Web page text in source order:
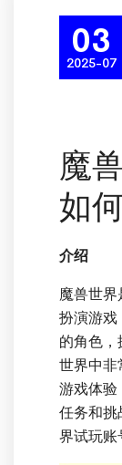
03
2025-07
魔
如
介绍
魔兽世
扮演游戏
的角色
世界中非
游戏体验
任务和挑
界试玩账